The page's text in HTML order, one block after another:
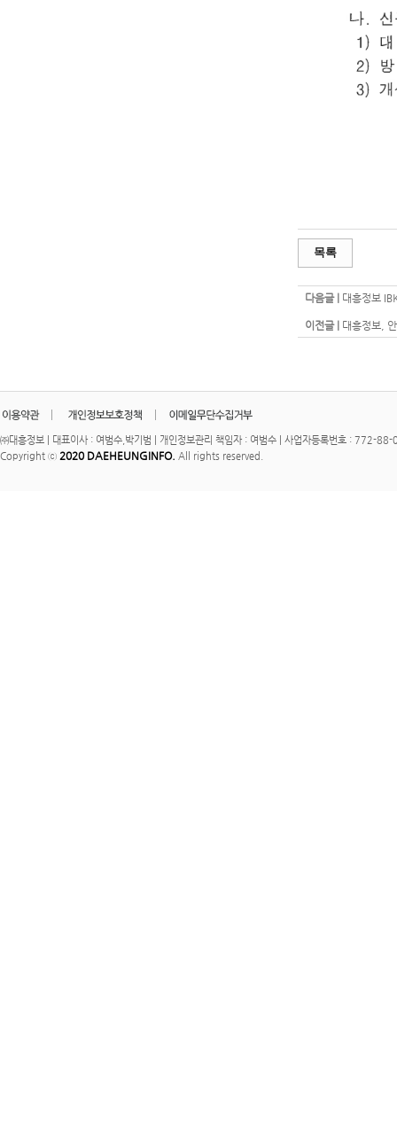
목록
다음글 | 대흥정보
이전글 | 대흥정보,
㈜대흥정보 | 대표이사 : 여범수,박기범 | 개인정보관리 책임자 : 여범수 | 사업자등록번호 :
Copyright ⓒ 2020 DAEHEUNGINFO. All rights reserved.